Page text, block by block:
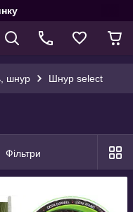
шнур Шнур select
Фільтри